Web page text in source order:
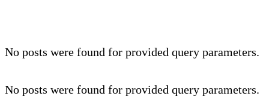
No posts were found for provided query parameters.
No posts were found for provided query parameters.